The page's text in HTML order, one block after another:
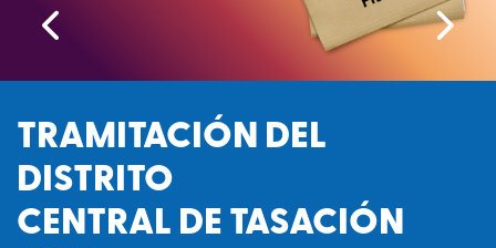
TRAMITACIÓN DEL
DISTRITO
CENTRAL DE TASACIÓN